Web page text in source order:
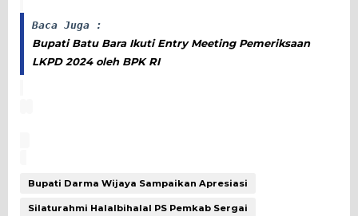
Baca Juga :
Bupati Batu Bara Ikuti Entry Meeting Pemeriksaan
LKPD 2024 oleh BPK RI
Bupati Darma Wijaya Sampaikan Apresiasi
Silaturahmi Halalbihalal PS Pemkab Sergai